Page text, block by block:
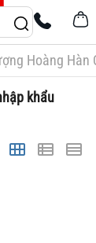
Hoàng Hàn
khẩu